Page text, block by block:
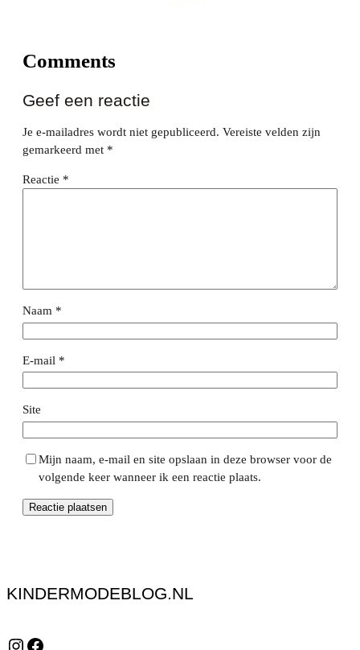
Comments
Geef een reactie
Je e-mailadres wordt niet gepubliceerd. Vereiste velden zijn
gemarkeerd met *
Reactie *
Naam *
E-mail *
Site
Mijn naam, e-mail en site opslaan in deze browser voor de
volgende keer wanneer ik een reactie plaats.
KINDERMODEBLOG.NL
Instagram Facebook